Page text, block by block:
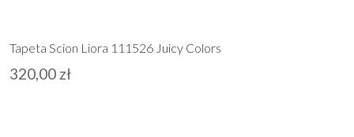
Tapeta Scion Liora 111526 Juicy Colors
320,00 zł